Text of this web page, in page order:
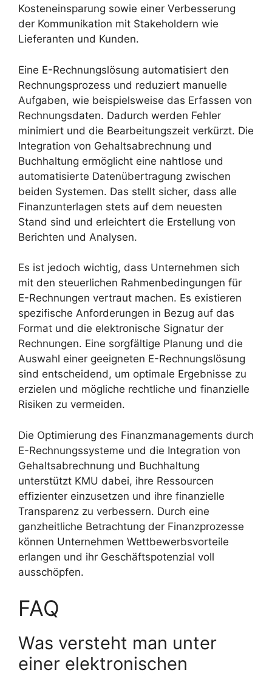
Kosteneinsparung sowie einer Verbesserung
der Kommunikation mit Stakeholdern wie
Lieferanten und Kunden.
Eine E-Rechnungslösung automatisiert den
Rechnungsprozess und reduziert manuelle
Aufgaben, wie beispielsweise das Erfassen von
Rechnungsdaten. Dadurch werden Fehler
minimiert und die Bearbeitungszeit verkürzt. Die
Integration von Gehaltsabrechnung und
Buchhaltung ermöglicht eine nahtlose und
automatisierte Datenübertragung zwischen
beiden Systemen. Das stellt sicher, dass alle
Finanzunterlagen stets auf dem neuesten
Stand sind und erleichtert die Erstellung von
Berichten und Analysen.
Es ist jedoch wichtig, dass Unternehmen sich
mit den steuerlichen Rahmenbedingungen für
E-Rechnungen vertraut machen. Es existieren
spezifische Anforderungen in Bezug auf das
Format und die elektronische Signatur der
Rechnungen. Eine sorgfältige Planung und die
Auswahl einer geeigneten E-Rechnungslösung
sind entscheidend, um optimale Ergebnisse zu
erzielen und mögliche rechtliche und finanzielle
Risiken zu vermeiden.
Die Optimierung des Finanzmanagements durch
E-Rechnungssysteme und die Integration von
Gehaltsabrechnung und Buchhaltung
unterstützt KMU dabei, ihre Ressourcen
effizienter einzusetzen und ihre finanzielle
Transparenz zu verbessern. Durch eine
ganzheitliche Betrachtung der Finanzprozesse
können Unternehmen Wettbewerbsvorteile
erlangen und ihr Geschäftspotenzial voll
ausschöpfen.
FAQ
Was versteht man unter
einer elektronischen